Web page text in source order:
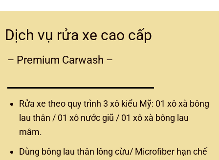
Dịch vụ rửa xe cao cấp
– Premium Carwash –
Rửa xe theo quy trình 3 xô kiểu Mỹ: 01 xô xà bông
lau thân / 01 xô nước giũ / 01 xô xà bông lau
mâm.
Dùng bông lau thân lông cừu/ Microfiber hạn chế